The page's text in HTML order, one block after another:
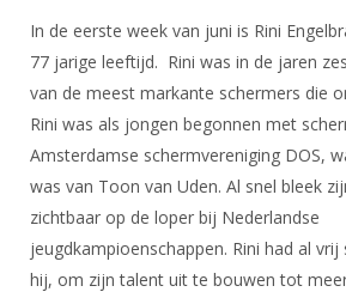
Forums
Maandelijks archief
Evenement
Gebruiksvoorwaarden
Reglementen
Ledencijfers
Sponsors en Partners
Organisatie
Bestuur
Recreatiesport
Veteranen
Lichtzwaardschermen
Wedstrijdsport
Ranglijsten
Wat is topsport
Nieuws
NK's
Oranje
DBT
FBT
Informatie
Voor de jeugd
Spreekbeurtpakket
Jeugdkampen
Brassardsysteem
Forums
Forums
Schermforum
Nieuws
Zoek Vereniging
Contact
NK organiseren
In de eerste week van juni is Rini
77 jarige leeftijd. Rini was in de jaren
van de meest markante schermers die
Rini was als jongen begonnen met
Amsterdamse schermvereniging DOS,
was van Toon van Uden. Al snel bleek
zichtbaar op de loper bij Nederlandse
jeugdkampioenschappen. Rini had al
hij, om zijn talent uit te bouwen tot